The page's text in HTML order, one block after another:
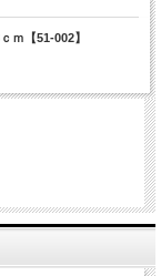
ｍ【51-002】